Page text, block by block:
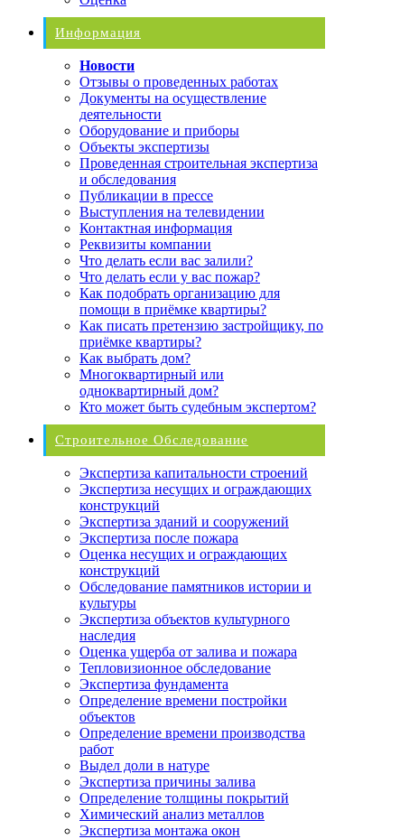
Информация
Новости
Отзывы о проведенных работах
Документы на осуществление
деятельности
Оборудование и приборы
Объекты экспертизы
Проведенная строительная экспертиза
и обследования
Публикации в прессе
Выступления на телевидении
Контактная информация
Реквизиты компании
Что делать если вас залили?
Что делать если у вас пожар?
Как подобрать организацию для
помощи в приёмке квартиры?
Как писать претензию застройщику, по
приёмке квартиры?
Как выбрать дом?
Многоквартирный или
одноквартирный дом?
Кто может быть судебным экспертом?
Строительное Обследование
Экспертиза капитальности строений
Экспертиза несущих и ограждающих
конструкций
Экспертиза зданий и сооружений
Экспертиза после пожара
Оценка несущих и ограждающих
конструкций
Обследование памятников истории и
культуры
Экспертиза объектов культурного
наследия
Оценка ущерба от залива и пожара
Тепловизионное обследование
Экспертиза фундамента
Определение времени постройки
объектов
Определение времени производства
работ
Выдел доли в натуре
Экспертиза причины залива
Определение толщины покрытий
Химический анализ металлов
Экспертиза монтажа окон